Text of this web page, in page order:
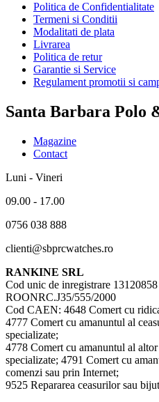
Politica de Confidentialitate
Termeni si Conditii
Modalitati de plata
Livrarea
Politica de retur
Garantie si Service
Regulament promotii si
Santa Barbara Polo
Magazine
Contact
Luni - Vineri
09.00 - 17.00
0756 038 888
clienti@sbprcwatches.ro
RANKINE SRL
Cod unic de inregistrare
ROONRC.J35/555/2000
Cod CAEN: 4648 Comert cu
4777 Comert cu amanuntul al
specializate;
4778 Comert cu amanuntul al
specializate; 4791 Comert cu
comenzi sau prin Internet;
9525 Repararea ceasurilor sau